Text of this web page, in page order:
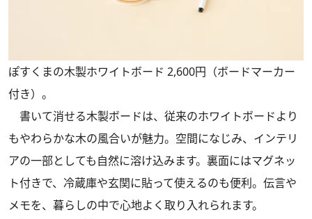
ぽすくまの木製ホワイトボード 2,600円（ボードマーカー
付き）。
書いて消せる木製ボードは、従来のホワイトボードより
もやわらかな木の風合いが魅力。空間になじみ、インテリ
アの一部としても自然に溶け込みます。裏面にはマグネッ
ト付きで、冷蔵庫や玄関に貼って使えるのも便利。伝言や
メモを、暮らしの中で心地よく取り入れられます。